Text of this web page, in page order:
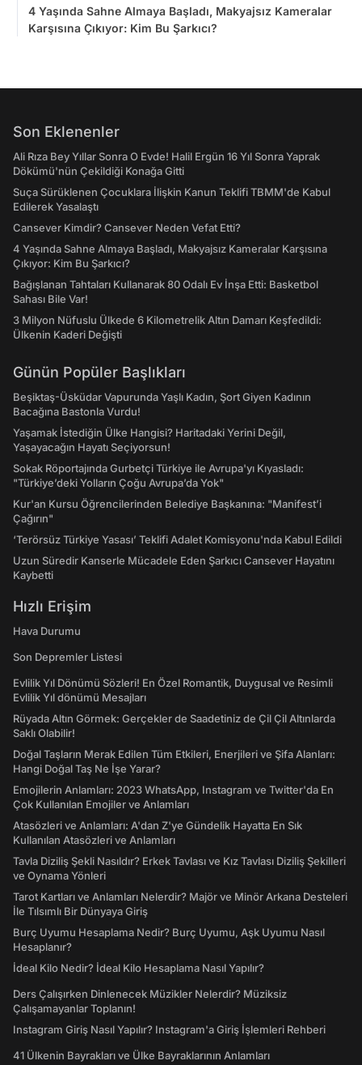
4 Yaşında Sahne Almaya Başladı, Makyajsız Kameralar
Karşısına Çıkıyor: Kim Bu Şarkıcı?
Son Eklenenler
Ali Rıza Bey Yıllar Sonra O Evde! Halil Ergün 16 Yıl Sonra Yaprak
Dökümü'nün Çekildiği Konağa Gitti
Suça Sürüklenen Çocuklara İlişkin Kanun Teklifi TBMM'de Kabul
Edilerek Yasalaştı
Cansever Kimdir? Cansever Neden Vefat Etti?
4 Yaşında Sahne Almaya Başladı, Makyajsız Kameralar Karşısına
Çıkıyor: Kim Bu Şarkıcı?
Bağışlanan Tahtaları Kullanarak 80 Odalı Ev İnşa Etti: Basketbol
Sahası Bile Var!
3 Milyon Nüfuslu Ülkede 6 Kilometrelik Altın Damarı Keşfedildi:
Ülkenin Kaderi Değişti
Günün Popüler Başlıkları
Beşiktaş-Üsküdar Vapurunda Yaşlı Kadın, Şort Giyen Kadının
Bacağına Bastonla Vurdu!
Yaşamak İstediğin Ülke Hangisi? Haritadaki Yerini Değil,
Yaşayacağın Hayatı Seçiyorsun!
Sokak Röportajında Gurbetçi Türkiye ile Avrupa'yı Kıyasladı:
"Türkiye’deki Yolların Çoğu Avrupa’da Yok"
Kur'an Kursu Öğrencilerinden Belediye Başkanına: "Manifest’i
Çağırın"
‘Terörsüz Türkiye Yasası’ Teklifi Adalet Komisyonu'nda Kabul Edildi
Uzun Süredir Kanserle Mücadele Eden Şarkıcı Cansever Hayatını
Kaybetti
Hızlı Erişim
Hava Durumu
Son Depremler Listesi
Evlilik Yıl Dönümü Sözleri! En Özel Romantik, Duygusal ve Resimli
Evlilik Yıl dönümü Mesajları
Rüyada Altın Görmek: Gerçekler de Saadetiniz de Çil Çil Altınlarda
Saklı Olabilir!
Doğal Taşların Merak Edilen Tüm Etkileri, Enerjileri ve Şifa Alanları:
Hangi Doğal Taş Ne İşe Yarar?
Emojilerin Anlamları: 2023 WhatsApp, Instagram ve Twitter'da En
Çok Kullanılan Emojiler ve Anlamları
Atasözleri ve Anlamları: A'dan Z'ye Gündelik Hayatta En Sık
Kullanılan Atasözleri ve Anlamları
Tavla Diziliş Şekli Nasıldır? Erkek Tavlası ve Kız Tavlası Diziliş Şekilleri
ve Oynama Yönleri
Tarot Kartları ve Anlamları Nelerdir? Majör ve Minör Arkana Desteleri
İle Tılsımlı Bir Dünyaya Giriş
Burç Uyumu Hesaplama Nedir? Burç Uyumu, Aşk Uyumu Nasıl
Hesaplanır?
İdeal Kilo Nedir? İdeal Kilo Hesaplama Nasıl Yapılır?
Ders Çalışırken Dinlenecek Müzikler Nelerdir? Müziksiz
Çalışamayanlar Toplanın!
Instagram Giriş Nasıl Yapılır? Instagram'a Giriş İşlemleri Rehberi
41 Ülkenin Bayrakları ve Ülke Bayraklarının Anlamları